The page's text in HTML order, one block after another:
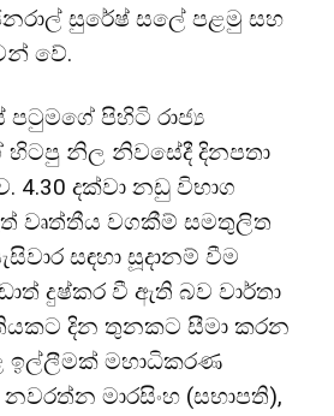
සුරේෂ් සලේ පළමු සහ
වේ.
පිහිටි රාජ්‍ය
හිටපු නිල නිවසේදී දිනපතා
4.30 දක්වා නඩු විභාග
වෘත්තීය වගකීම් සමතුලිත
සඳහා සූදානම් වීම
දුෂ්කර වී ඇති බව වාර්තා
දින තුනකට සීමා කරන
ඉල්ලීමක් මහාධිකරණ
මාරසිංහ (සභාපති),